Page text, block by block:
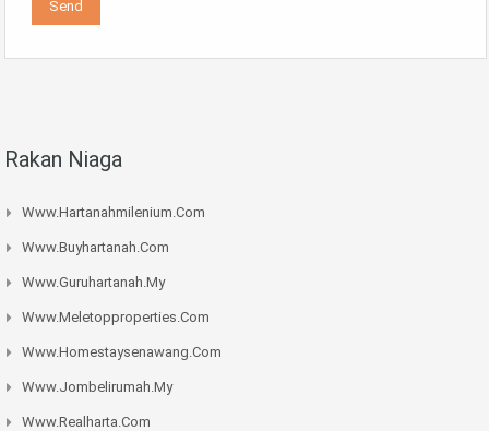
Rakan Niaga
Www.hartanahmilenium.com
Www.buyhartanah.com
Www.guruhartanah.my
Www.meletopproperties.com
Www.homestaysenawang.com
Www.jombelirumah.my
Www.realharta.com